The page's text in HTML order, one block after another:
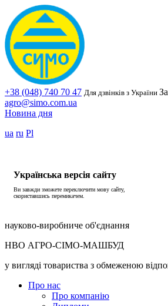
+38 (048) 740 70 47 Для дзвінків з України
agro@simo.com.ua
Новина дня
ua ru Pl
Українська версія сайту
Ви завжди зможете переключити мову сайту,
скориставшись перемикачем.
науково-виробниче об'єднання
НВО АГРО-СІМО-МАШБУД
у вигляді товариства з обмеженою
Про нас
Про компанію